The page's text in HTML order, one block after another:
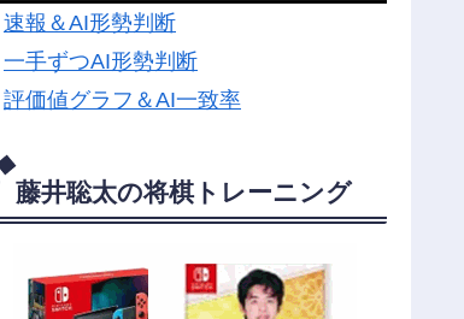
速報＆AI形勢判断
一手ずつAI形勢判断
評価値グラフ＆AI一致率
藤井聡太の将棋トレーニング